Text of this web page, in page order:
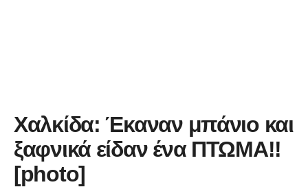
Χαλκίδα: Έκαναν μπάνιο και
ξαφνικά είδαν ένα ΠΤΩΜΑ!!
[photo]